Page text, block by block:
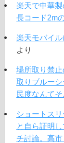
楽天で中華
長コード2m
楽天モバイル
より
場所取り禁
取りブルー
民度なんてそ
ショートス
と自ら証明
チ討論。高市